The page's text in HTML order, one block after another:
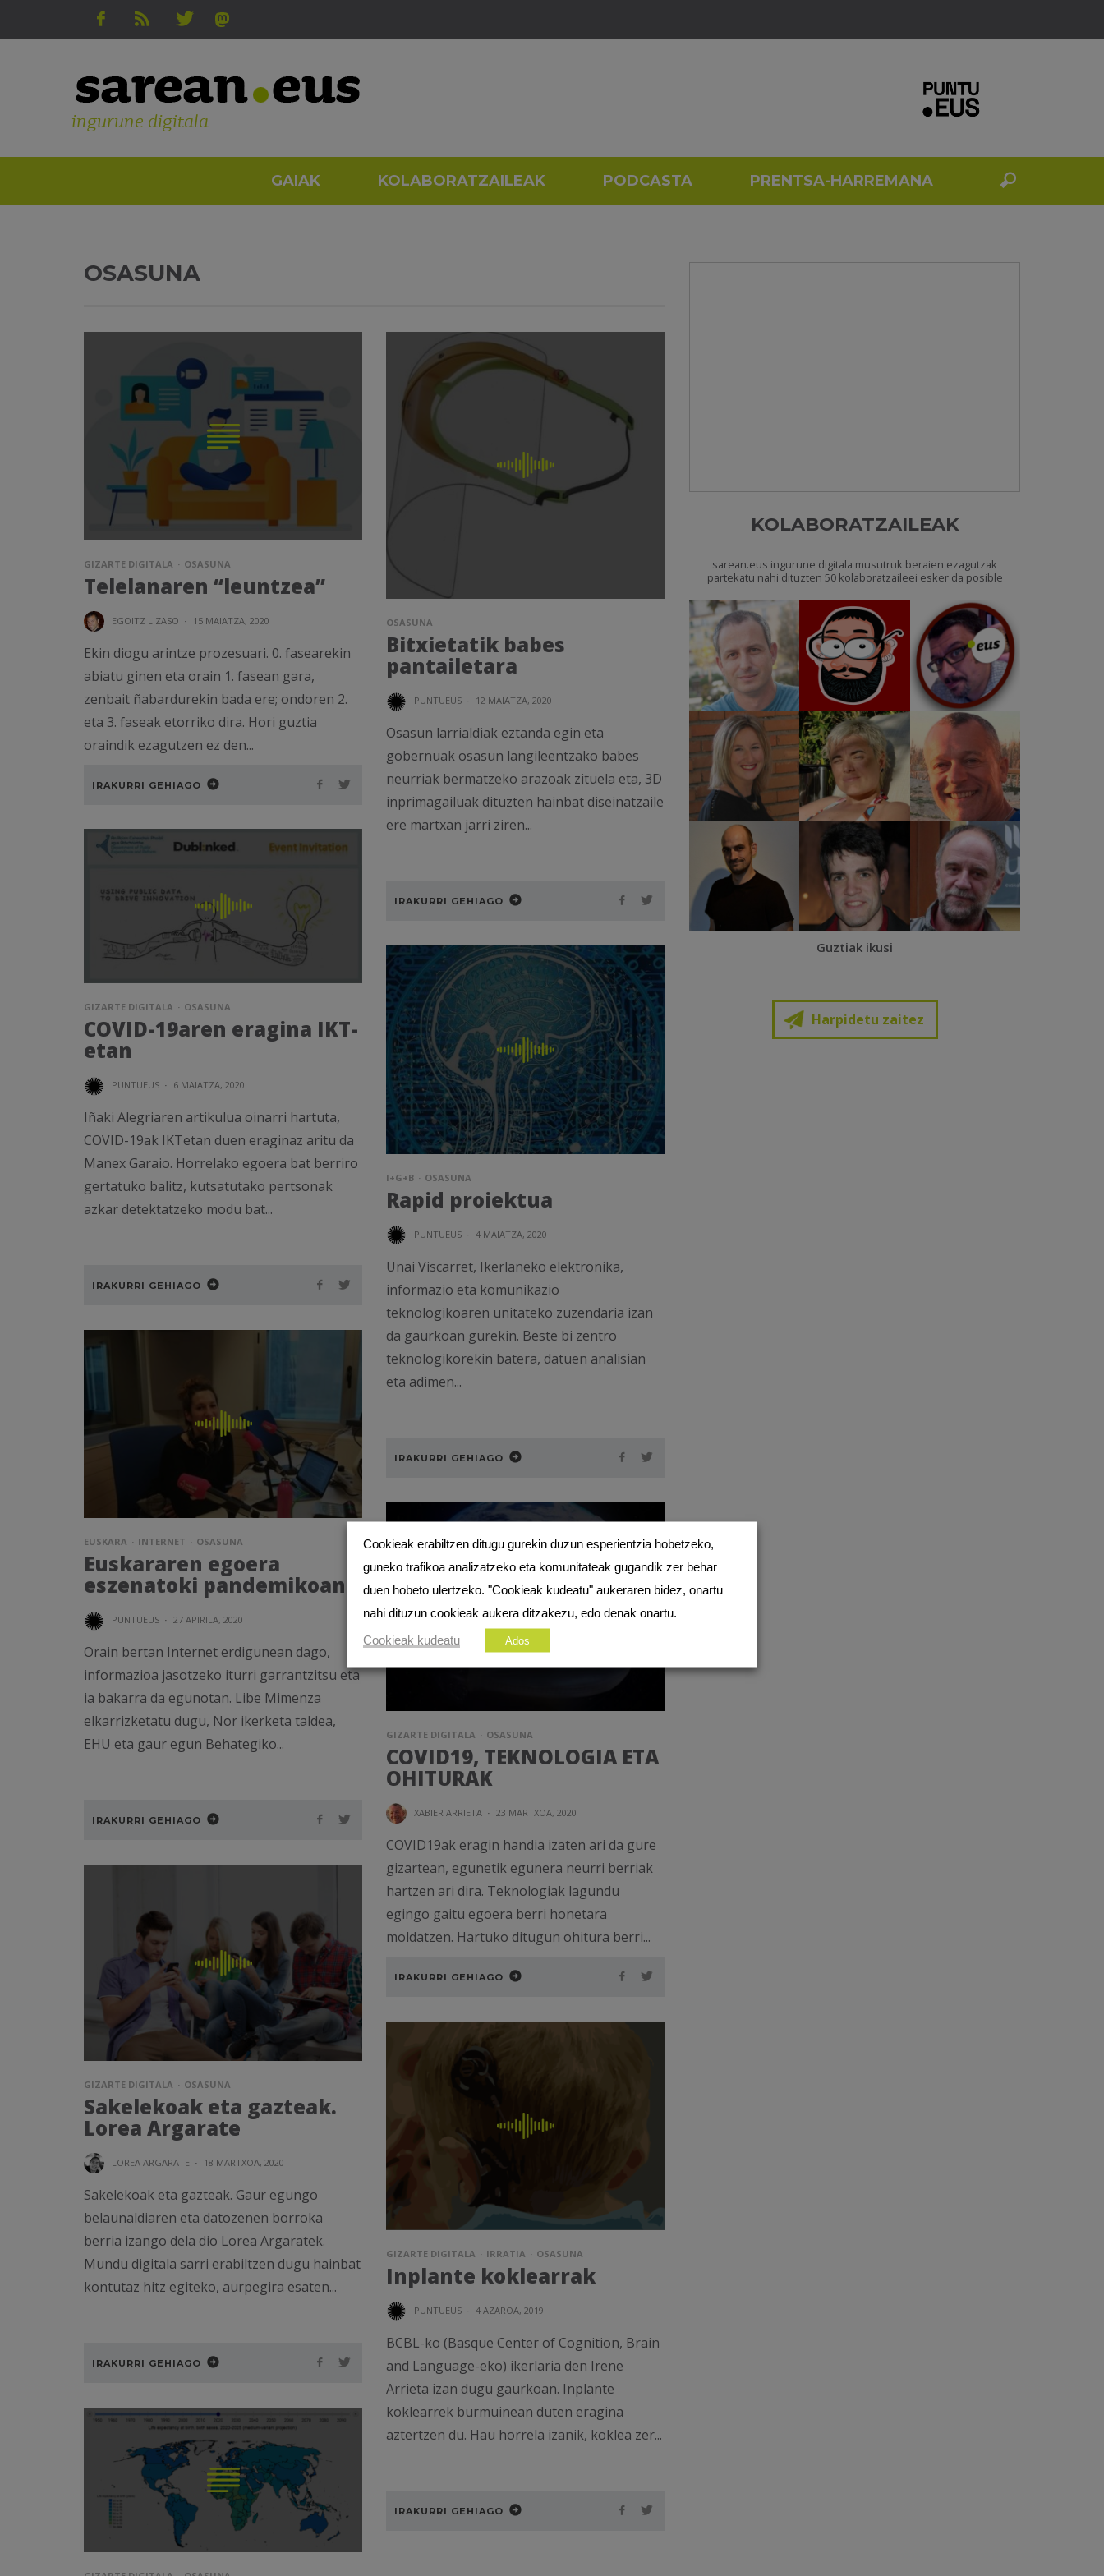
ingurune digitala
GAIAK KOLABORATZAILEAK PODCASTA PRENTSA-HARREMANA
OSASUNA
GIZARTE DIGITALA OSASUNA
Telelanaren “leuntzea”
EGOITZ LIZASO · 15 MAIATZA, 2020
Ekin diogu arintze prozesuari. 0. fasearekin
abiatu ginen eta orain 1. fasean gara,
zenbait ñabardurekin bada ere; ondoren 2.
eta 3. faseak etorriko dira. Hori guztia
oraindik ezagutzen ez den...
IRAKURRI GEHIAGO
OSASUNA
Bitxietatik babes
pantailetara
PUNTUEUS · 12 MAIATZA, 2020
Osasun larrialdiak eztanda egin eta
gobernuak osasun langileentzako babes
neurriak bermatzeko arazoak zituela eta, 3D
inprimagailuak dituzten hainbat diseinatzaile
ere martxan jarri ziren...
IRAKURRI GEHIAGO
GIZARTE DIGITALA OSASUNA
COVID-19aren eragina IKT-
etan
PUNTUEUS · 6 MAIATZA, 2020
Iñaki Alegriaren artikulua oinarri hartuta,
COVID-19ak IKTetan duen eraginaz aritu da
Manex Garaio. Horrelako egoera bat berriro
gertatuko balitz, kutsatutako pertsonak
azkar detektatzeko modu bat...
IRAKURRI GEHIAGO
I+G+B OSASUNA
Rapid proiektua
PUNTUEUS · 4 MAIATZA, 2020
Unai Viscarret, Ikerlaneko elektronika,
informazio eta komunikazio
teknologikoaren unitateko zuzendaria izan
da gaurkoan gurekin. Beste bi zentro
teknologikorekin batera, datuen analisian
eta adimen...
IRAKURRI GEHIAGO
EUSKARA INTERNET OSASUNA
Euskararen egoera
eszenatoki pandemikoan
PUNTUEUS · 27 APIRILA, 2020
Orain bertan Internet erdigunean dago,
informazioa jasotzeko iturri garrantzitsu eta
ia bakarra da egunotan. Libe Mimenza
elkarrizketatu dugu, Nor ikerketa taldea,
EHU eta gaur egun Behategiko...
IRAKURRI GEHIAGO
GIZARTE DIGITALA OSASUNA
COVID19, TEKNOLOGIA ETA
OHITURAK
XABIER ARRIETA · 23 MARTXOA, 2020
COVID19ak eragin handia izaten ari da gure
gizartean, egunetik egunera neurri berriak
hartzen ari dira. Teknologiak lagundu
egingo gaitu egoera berri honetara
moldatzen. Hartuko ditugun ohitura berri...
IRAKURRI GEHIAGO
GIZARTE DIGITALA OSASUNA
Sakelekoak eta gazteak.
Lorea Argarate
LOREA ARGARATE · 18 MARTXOA, 2020
Sakelekoak eta gazteak. Gaur egungo
belaunaldiaren eta datozenen borroka
berria izango dela dio Lorea Argaratek.
Mundu digitala sarri erabiltzen dugu hainbat
kontutaz hitz egiteko, aurpegira esaten...
IRAKURRI GEHIAGO
GIZARTE DIGITALA IRRATIA OSASUNA
Inplante koklearrak
PUNTUEUS · 4 AZAROA, 2019
BCBL-ko (Basque Center of Cognition, Brain
and Language-eko) ikerlaria den Irene
Arrieta izan dugu gaurkoan. Inplante
koklearrek burmuinean duten eragina
aztertzen du. Hau horrela izanik, koklea zer...
IRAKURRI GEHIAGO
KOLABORATZAILEAK
sarean.eus ingurune digitala musutruk beraien ezagutzak
partekatu nahi dituzten 50 kolaboratzaileei esker da posible
Guztiak ikusi
Harpidetu zaitez
Cookieak erabiltzen ditugu gurekin duzun esperientzia hobetzeko,
guneko trafikoa analizatzeko eta komunitateak gugandik zer behar
duen hobeto ulertzeko. "Cookieak kudeatu" aukeraren bidez, onartu
nahi dituzun cookieak aukera ditzakezu, edo denak onartu.
Cookieak kudeatu Ados